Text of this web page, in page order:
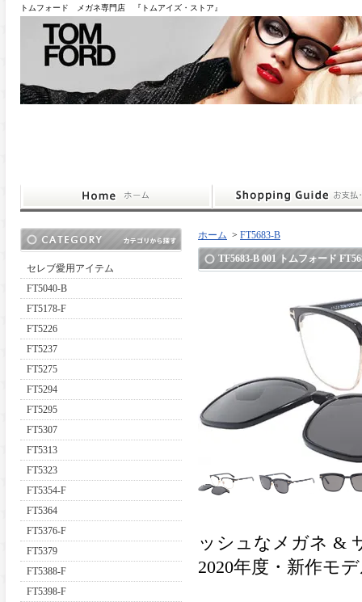
トムフォード メガネ専門店 『トムアイズ・ストア』
セレブ愛用アイテム
FT5040-B
FT5178-F
FT5226
FT5237
FT5275
FT5294
FT5295
FT5307
FT5313
FT5323
FT5354-F
FT5364
FT5376-F
FT5379
FT5388-F
FT5398-F
ホーム > FT5683-B
TF5683-B 001 トムフォード
ッシュなメガネ &
2020年度・新作モ